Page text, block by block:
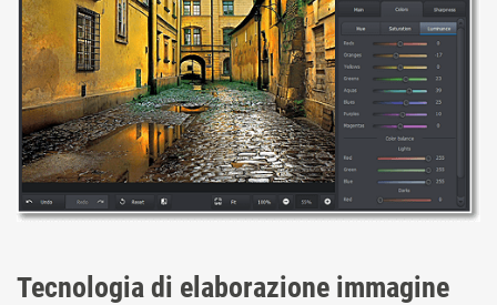
Tecnologia di elaborazione immagine